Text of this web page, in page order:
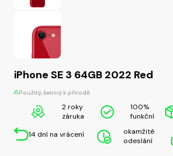
iPhone SE 3 64GB 2022 Red
Použitý, šetrný k přírodě
2 roky
záruka
100%
funkční
14 dní na vrácení
okamžité
odeslání